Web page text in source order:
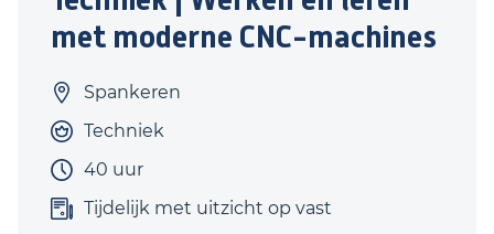
met moderne CNC-machines
Spankeren
Techniek
40 uur
Tijdelijk met uitzicht op vast